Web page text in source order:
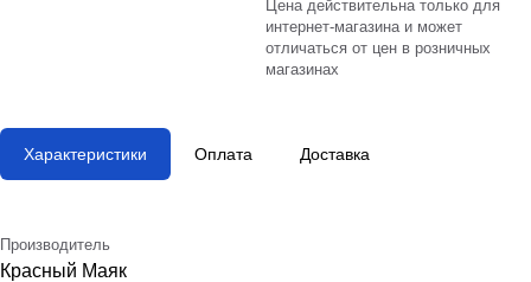
Цена действительна только для
интернет-магазина и может
отличаться от цен в розничных
магазинах
Характеристики Оплата Доставка
Производитель
Красный Маяк